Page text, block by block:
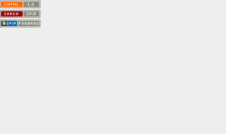
Saint-Nom.
Veuillez consulter le message du
service ci-dessous.
(401 - Invalid API key. Please see
https://openweathermap.org/faq#error401